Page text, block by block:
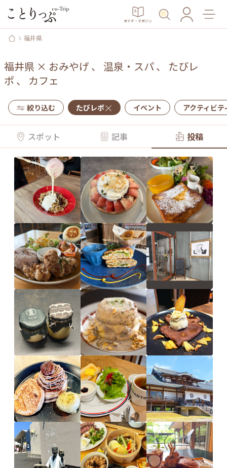
ガイド・マガジン
福井県
福井県 × おみやげ 、 温泉・スパ、 たびレ
ポ 、 カフェ
絞り込む たびレポ イベント アクティビテ
スポット 記事 投稿